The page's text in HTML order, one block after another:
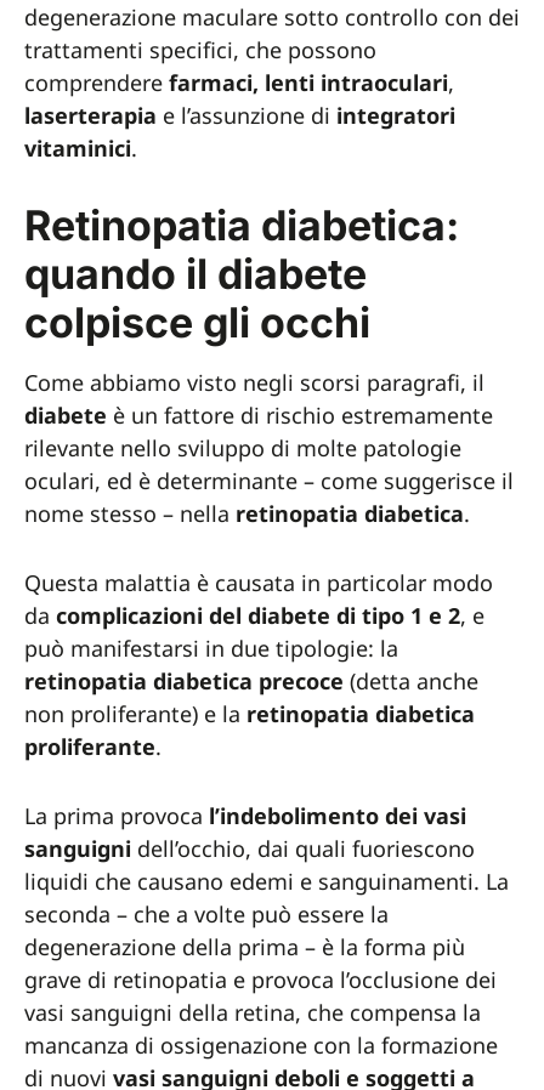
degenerazione maculare sotto controllo con dei
trattamenti specifici, che possono
comprendere farmaci, lenti intraoculari,
laserterapia e l’assunzione di integratori
vitaminici.
Retinopatia diabetica:
quando il diabete
colpisce gli occhi
Come abbiamo visto negli scorsi paragrafi, il
diabete è un fattore di rischio estremamente
rilevante nello sviluppo di molte patologie
oculari, ed è determinante – come suggerisce il
nome stesso – nella retinopatia diabetica.
Questa malattia è causata in particolar modo
da complicazioni del diabete di tipo 1 e 2, e
può manifestarsi in due tipologie: la
retinopatia diabetica precoce (detta anche
non proliferante) e la retinopatia diabetica
proliferante.
La prima provoca l’indebolimento dei vasi
sanguigni dell’occhio, dai quali fuoriescono
liquidi che causano edemi e sanguinamenti. La
seconda – che a volte può essere la
degenerazione della prima – è la forma più
grave di retinopatia e provoca l’occlusione dei
vasi sanguigni della retina, che compensa la
mancanza di ossigenazione con la formazione
di nuovi vasi sanguigni deboli e soggetti a